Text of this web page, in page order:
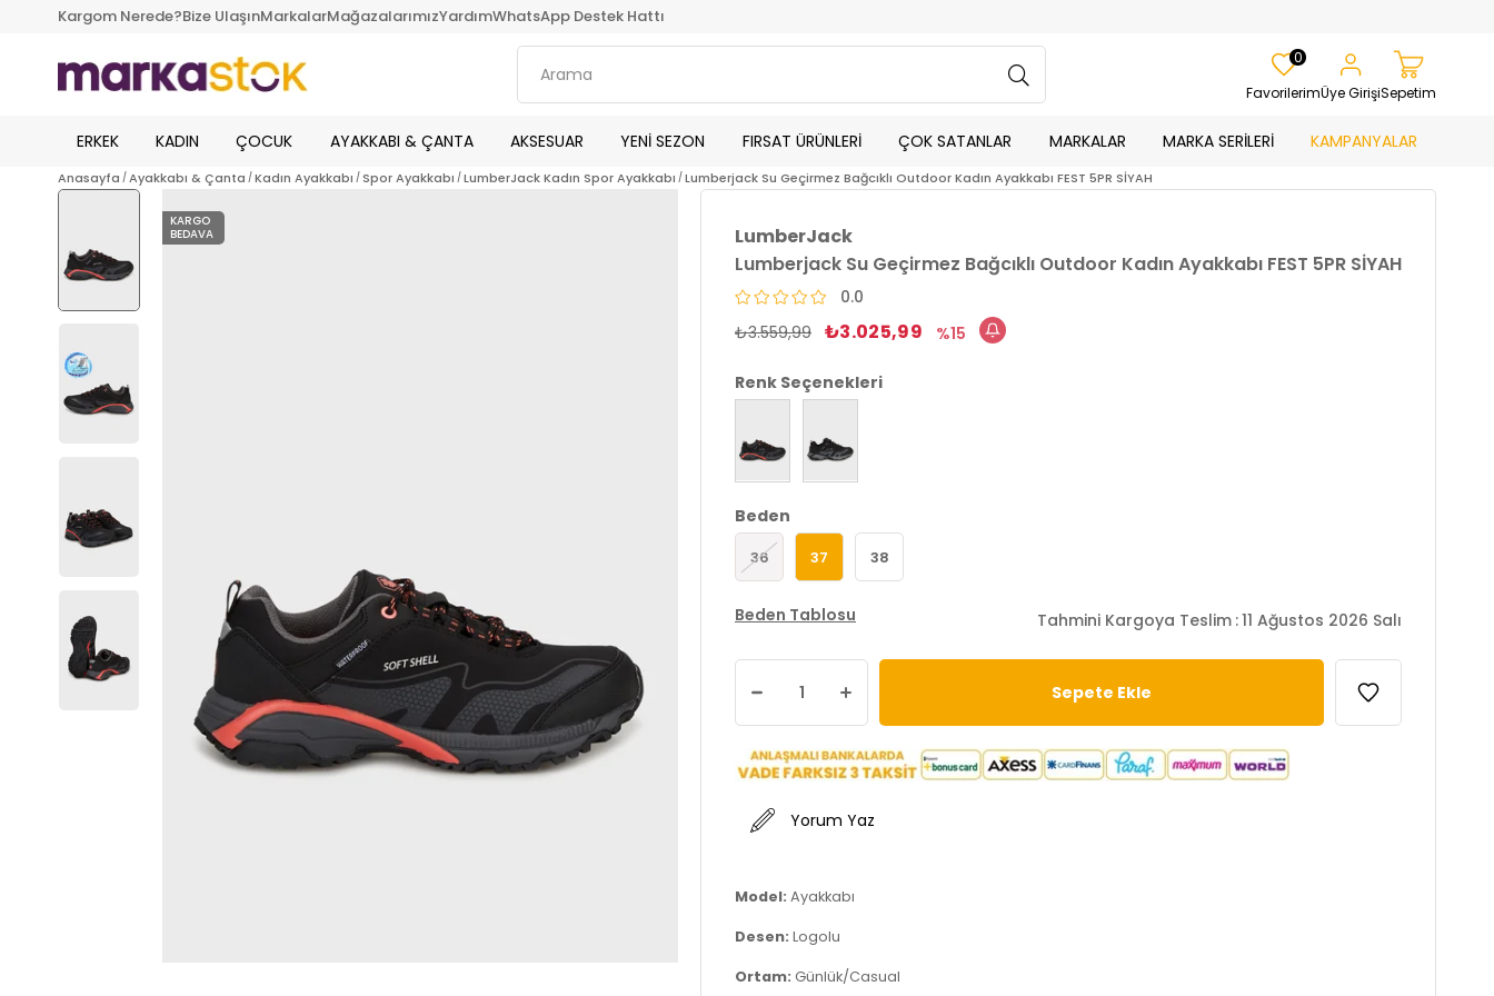
Kargom Nerede?Bize UlaşınMarkalarMağazalarımızYardımWhatsApp Destek Hattı
Favorilerim
0
Üye GirişiSepetim
ERKEK KADIN ÇOCUK AYAKKABI & ÇANTA AKSESUAR YENİ SEZON FIRSAT ÜRÜNLERİ ÇOK SATANLAR MARKALAR MARKA SERİLERİ KAMPANYALAR
Anasayfa Ayakkabı & Çanta Kadın Ayakkabı Spor Ayakkabı LumberJack Kadın Spor Ayakkabı Lumberjack Su Geçirmez Bağcıklı Outdoor Kadın Ayakkabı FEST 5PR SİYAH
KARGO
BEDAVA
LumberJack
Lumberjack Su Geçirmez Bağcıklı Outdoor Kadın Ayakkabı FEST 5PR SİYAH
0.0
₺3.559,99 ₺3.025,99 15
Renk Seçenekleri
Beden
36 37 38
Beden Tablosu Tahmini Kargoya Teslim :11 Ağustos 2026 Salı
Yorum Yaz
Model: Ayakkabı
Desen: Logolu
Ortam: Günlük/Casual